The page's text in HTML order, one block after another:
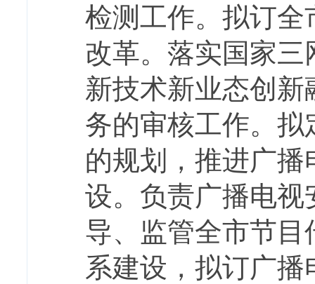
检测工作。拟订
改革。落实国家
新技术新业态创
务的审核工作。
的规划，推进广
设。负责广播电
导、监管全市节
系建设，拟订广